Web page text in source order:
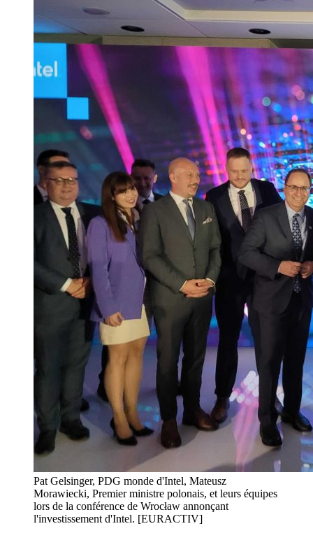
Pat Gelsinger, PDG monde d'Intel, Mateusz
Morawiecki, Premier ministre polonais, et leurs équipes
lors de la conférence de Wrocław annonçant
l'investissement d'Intel. [EURACTIV]